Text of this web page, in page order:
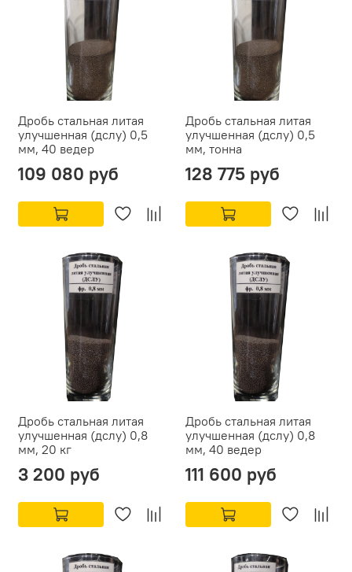
Дробь стальная литая
улучшенная (дслу) 0,5
мм, 40 ведер
109 080 руб
Дробь стальная литая
улучшенная (дслу) 0,5
мм, тонна
128 775 руб
Дробь стальная литая
улучшенная (дслу) 0,8
мм, 20 кг
3 200 руб
Дробь стальная литая
улучшенная (дслу) 0,8
мм, 40 ведер
111 600 руб